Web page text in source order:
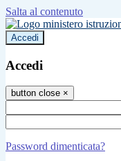
Salta al contenuto
Accedi
Accedi
button close ×
Password dimenticata?